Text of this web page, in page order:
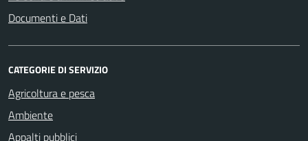
Documenti e Dati
CATEGORIE DI SERVIZIO
Agricoltura e pesca
Ambiente
Appalti pubblici